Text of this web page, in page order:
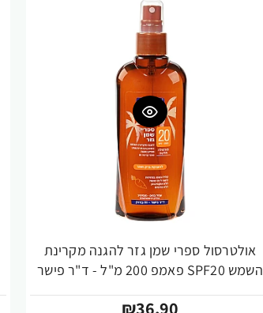
אולטרסול ספרי שמן גזר להגנה מקרינת
השמש SPF20 פאמפ 200 מ"ל - ד"ר פישר
₪36.90